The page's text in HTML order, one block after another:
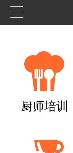
厨师培训